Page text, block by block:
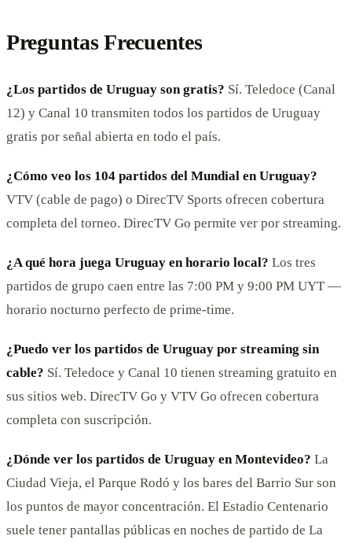
Preguntas Frecuentes
¿Los partidos de Uruguay son gratis? Sí. Teledoce (Canal
12) y Canal 10 transmiten todos los partidos de Uruguay
gratis por señal abierta en todo el país.
¿Cómo veo los 104 partidos del Mundial en Uruguay?
VTV (cable de pago) o DirecTV Sports ofrecen cobertura
completa del torneo. DirecTV Go permite ver por streaming.
¿A qué hora juega Uruguay en horario local? Los tres
partidos de grupo caen entre las 7:00 PM y 9:00 PM UYT —
horario nocturno perfecto de prime-time.
¿Puedo ver los partidos de Uruguay por streaming sin
cable? Sí. Teledoce y Canal 10 tienen streaming gratuito en
sus sitios web. DirecTV Go y VTV Go ofrecen cobertura
completa con suscripción.
¿Dónde ver los partidos de Uruguay en Montevideo? La
Ciudad Vieja, el Parque Rodó y los bares del Barrio Sur son
los puntos de mayor concentración. El Estadio Centenario
suele tener pantallas públicas en noches de partido de La